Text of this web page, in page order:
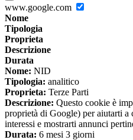
www.google.com
Nome
Tipologia
Proprieta
Descrizione
Durata
Nome: NID
Tipologia: analitico
Proprieta: Terze Parti
Descrizione: Questo cookie è
proprietà di Google) per aiutarti
interessi e mostrarti annunci
Durata: 6 mesi 3 giorni